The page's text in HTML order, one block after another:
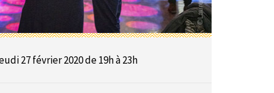
27 février 2020 de 19h à 23h